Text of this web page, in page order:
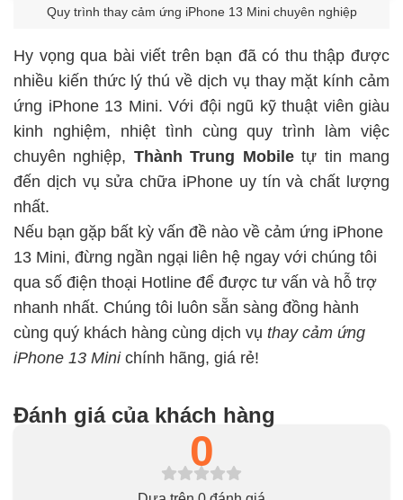
Quy trình thay cảm ứng iPhone 13 Mini chuyên nghiệp
Hy vọng qua bài viết trên bạn đã có thu thập được
nhiều kiến thức lý thú về dịch vụ thay mặt kính cảm
ứng iPhone 13 Mini. Với đội ngũ kỹ thuật viên giàu
kinh nghiệm, nhiệt tình cùng quy trình làm việc
chuyên nghiệp, Thành Trung Mobiletự tin mang
đến dịch vụ sửa chữa iPhone uy tín và chất lượng
nhất.
Nếu bạn gặp bất kỳ vấn đề nào về cảm ứng iPhone
13 Mini, đừng ngần ngại liên hệ ngay với chúng tôi
qua số điện thoại Hotline để được tư vấn và hỗ trợ
nhanh nhất. Chúng tôi luôn sẵn sàng đồng hành
cùng quý khách hàng cùng dịch vụ thay cảm ứng
iPhone 13 Minichính hãng, giá rẻ!
Đánh giá của khách hàng
0